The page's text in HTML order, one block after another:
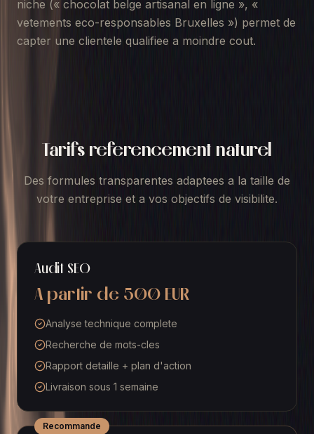
niche (« chocolat belge artisanal en ligne », «
vetements eco-responsables Bruxelles ») permet de
capter une clientele qualifiee a moindre cout.
Tarifs referencement naturel
Des formules transparentes adaptees a la taille de
votre entreprise et a vos objectifs de visibilite.
Audit SEO
A partir de 500 EUR
Analyse technique complete
Recherche de mots-cles
Rapport detaille + plan d'action
Livraison sous 1 semaine
Recommande